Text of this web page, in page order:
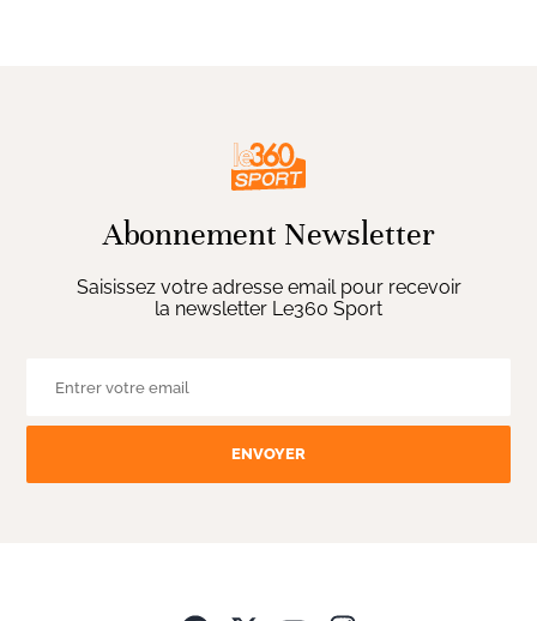
Abonnement Newsletter
Saisissez votre adresse email pour recevoir
la newsletter Le360 Sport
ENVOYER